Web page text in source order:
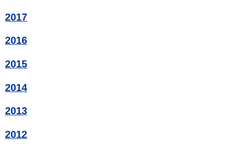
2017
2016
2015
2014
2013
2012